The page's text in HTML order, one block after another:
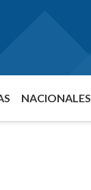
NACIONALES